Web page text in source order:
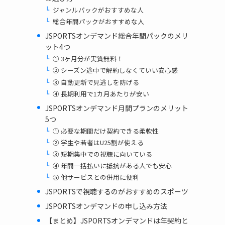
ジャンルパックがおすすめな人
総合年間パックがおすすめな人
JSPORTSオンデマンド総合年間パックのメリ
ット4つ
① 3ヶ月分が実質無料！
② シーズン途中で解約しなくていい安心感
③ 自動更新で見逃しを防げる
④ 長期利用で1カ月あたりが安い
JSPORTSオンデマンド月間プランのメリット
5つ
① 必要な期間だけ契約できる柔軟性
② 学生や若者はU25割が使える
③ 短期集中での視聴に向いている
④ 年間一括払いに抵抗がある人でも安心
⑤ 他サービスとの併用に便利
JSPORTSで視聴するのがおすすめのスポーツ
JSPORTSオンデマンドの申し込み方法
【まとめ】JSPORTSオンデマンドは年契約と